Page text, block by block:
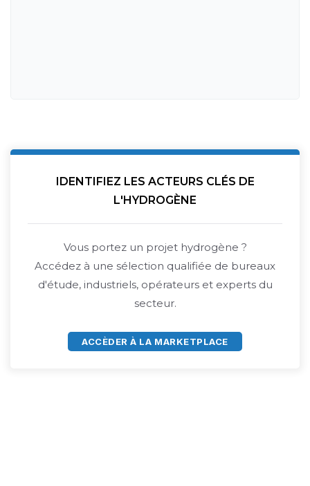
IDENTIFIEZ LES ACTEURS CLÉS DE
L'HYDROGÈNE
Vous portez un projet hydrogène ?
Accédez à une sélection qualifiée de bureaux
d'étude, industriels, opérateurs et experts du
secteur.
ACCÈDER À LA MARKETPLACE